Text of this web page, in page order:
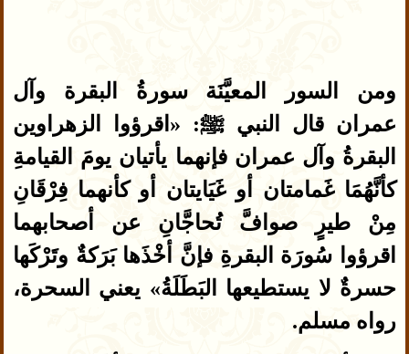
ومن السور المعيَّنَة سورةُ البقرة وآل
عمران قال النبي ﷺ: «اقرؤوا الزهراوين
البقرةُ وآل عمران فإنهما يأتيان يومَ القيامةِ
كأنَّهُمَا غَمامتان أو غَيَايتان أو كأنهما فِرْقَانِ
مِنْ طيرٍ صوافَّ تُحاجَّانِ عن أصحابهما
اقرؤوا سُورَة البقرةِ فإنَّ أخْذَها بَرَكةٌ وتَرْكَها
حسرةٌ لا يستطيعها البَطَلَةُ» يعني السحرة،
رواه مسلم.